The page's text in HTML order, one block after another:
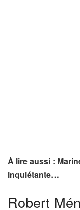
À lire aussi :
inquiétante…
Robert